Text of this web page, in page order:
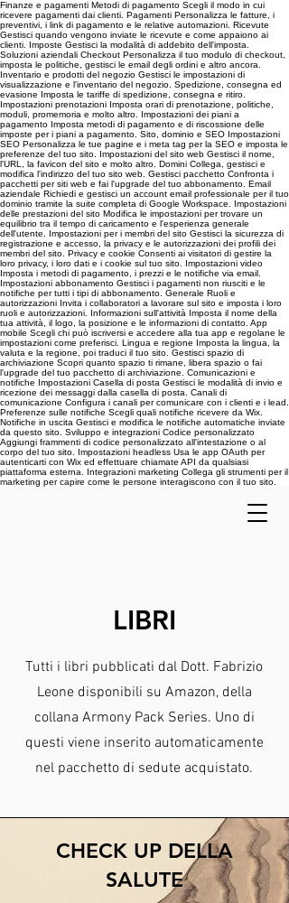
Finanze e pagamenti Metodi di pagamento Scegli il modo in cui
ricevere pagamenti dai clienti. Pagamenti Personalizza le fatture, i
preventivi, i link di pagamento e le relative automazioni. Ricevute
Gestisci quando vengono inviate le ricevute e come appaiono ai
clienti. Imposte Gestisci la modalità di addebito dell'imposta.
Soluzioni aziendali Checkout Personalizza il tuo modulo di checkout,
imposta le politiche, gestisci le email degli ordini e altro ancora.
Inventario e prodotti del negozio Gestisci le impostazioni di
visualizzazione e l'inventario del negozio. Spedizione, consegna ed
evasione Imposta le tariffe di spedizione, consegna e ritiro.
Impostazioni prenotazioni Imposta orari di prenotazione, politiche,
moduli, promemoria e molto altro. Impostazioni dei piani a
pagamento Imposta metodi di pagamento e di riscossione delle
imposte per i piani a pagamento. Sito, dominio e SEO Impostazioni
SEO Personalizza le tue pagine e i meta tag per la SEO e imposta le
preferenze del tuo sito. Impostazioni del sito web Gestisci il nome,
l'URL, la favicon del sito e molto altro. Domini Collega, gestisci e
modifica l'indirizzo del tuo sito web. Gestisci pacchetto Confronta i
pacchetti per siti web e fai l'upgrade del tuo abbonamento. Email
aziendale Richiedi e gestisci un account email professionale per il tuo
dominio tramite la suite completa di Google Workspace. Impostazioni
delle prestazioni del sito Modifica le impostazioni per trovare un
equilibrio tra il tempo di caricamento e l'esperienza generale
dell'utente. Impostazioni per i membri del sito Gestisci la sicurezza di
registrazione e accesso, la privacy e le autorizzazioni dei profili dei
membri del sito. Privacy e cookie Consenti ai visitatori di gestire la
loro privacy, i loro dati e i cookie sul tuo sito. Impostazioni video
Imposta i metodi di pagamento, i prezzi e le notifiche via email.
Impostazioni abbonamento Gestisci i pagamenti non riusciti e le
notifiche per tutti i tipi di abbonamento. Generale Ruoli e
autorizzazioni Invita i collaboratori a lavorare sul sito e imposta i loro
ruoli e autorizzazioni. Informazioni sull'attività Imposta il nome della
tua attività, il logo, la posizione e le informazioni di contatto. App
mobile Scegli chi può iscriversi e accedere alla tua app e regolane le
impostazioni come preferisci. Lingua e regione Imposta la lingua, la
valuta e la regione, poi traduci il tuo sito. Gestisci spazio di
archiviazione Scopri quanto spazio ti rimane, libera spazio o fai
l'upgrade del tuo pacchetto di archiviazione. Comunicazioni e
notifiche Impostazioni Casella di posta Gestisci le modalità di invio e
ricezione dei messaggi dalla casella di posta. Canali di
comunicazione Configura i canali per comunicare con i clienti e i lead.
Preferenze sulle notifiche Scegli quali notifiche ricevere da Wix.
Notifiche in uscita Gestisci e modifica le notifiche automatiche inviate
da questo sito. Sviluppo e integrazioni Codice personalizzato
Aggiungi frammenti di codice personalizzato all'intestazione o al
corpo del tuo sito. Impostazioni headless Usa le app OAuth per
autenticarti con Wix ed effettuare chiamate API da qualsiasi
piattaforma esterna. Integrazioni marketing Collega gli strumenti per il
marketing per capire come le persone interagiscono con il tuo sito.
LIBRI
Tutti i libri pubblicati dal Dott. Fabrizio
Leone disponibili su Amazon, della
collana Armony Pack Series. Uno di
questi viene inserito automaticamente
nel pacchetto di sedute acquistato.
CHECK UP DELLA
SALUTE